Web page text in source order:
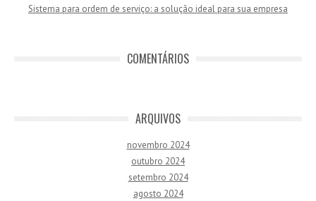
Sistema para ordem de serviço: a solução ideal para sua empresa
COMENTÁRIOS
ARQUIVOS
novembro 2024
outubro 2024
setembro 2024
agosto 2024